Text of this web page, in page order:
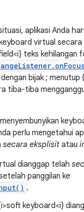
aplikasi Anda
virtual
teks kehilangan
bijak ; menutup
tiba-tiba
perlu mengetahui
secara eksplisit atau
dianggap telah
panggilan ke
.
keyboard<i}